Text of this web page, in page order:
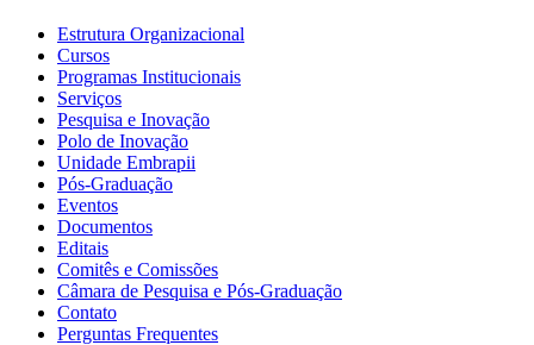
Estrutura Organizacional
Cursos
Programas Institucionais
Serviços
Pesquisa e Inovação
Polo de Inovação
Unidade Embrapii
Pós-Graduação
Eventos
Documentos
Editais
Comitês e Comissões
Câmara de Pesquisa e Pós-Graduação
Contato
Perguntas Frequentes